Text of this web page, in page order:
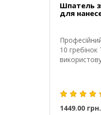
Шпатель з
для
10
1449.00 грн.